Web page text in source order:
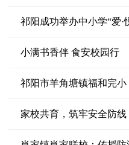
小满书香伴 食安校园行
祁阳市羊角塘镇福和完
家校共育，筑牢安全防线